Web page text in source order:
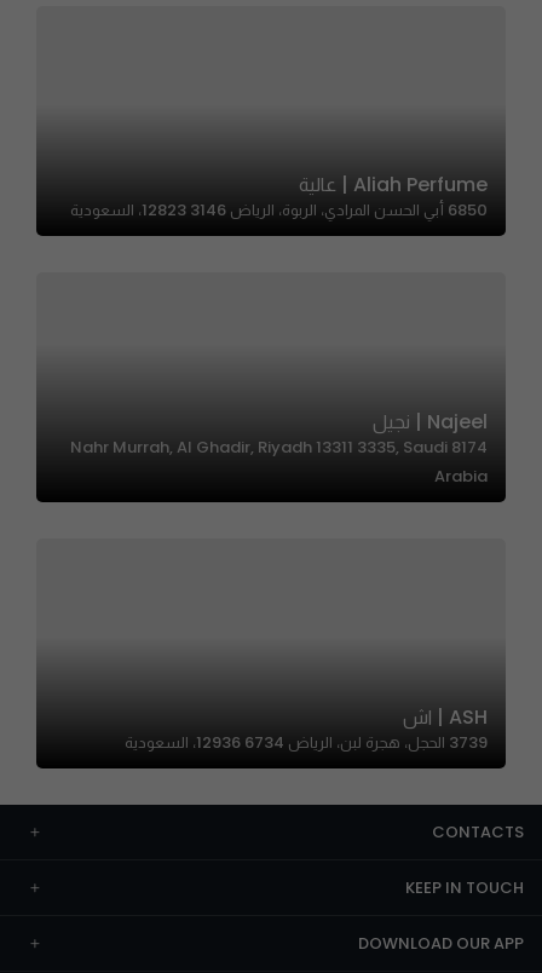
Aliah Perfume | عالية
6850 أبي الحسن المرادي، الربوة، الرياض 12823 3146، السعودية
Najeel | نجيل
8174 Nahr Murrah, Al Ghadir, Riyadh 13311 3335, Saudi
Arabia
ASH | اش
3739 الحجل، هجرة لبن، الرياض 12936 6734، السعودية
CONTACTS
KEEP IN TOUCH
DOWNLOAD OUR APP